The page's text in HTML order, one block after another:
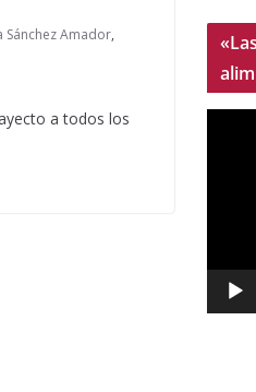
Sánchez Amador,
a todos los
c